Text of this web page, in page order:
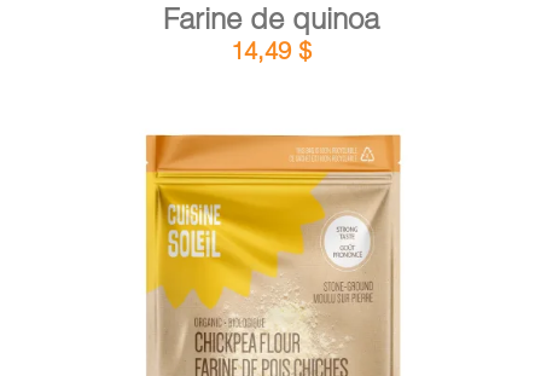
Farine de quinoa
14,49 $
AJOUTER AU PANIER DÉTAILS